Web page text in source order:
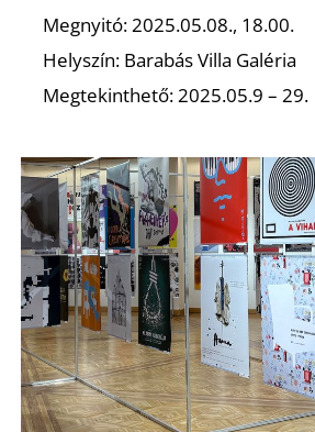
Megnyitó: 2025.05.08., 18.00.
Helyszín: Barabás Villa Galéria
Megtekinthető: 2025.05.9 – 29.